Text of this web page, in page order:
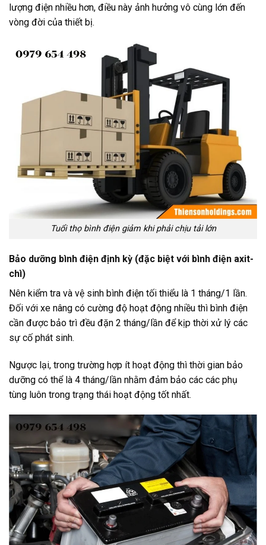
lượng điện nhiều hơn, điều này ảnh hưởng vô cùng lớn đến
vòng đời của thiết bị.
Tuổi thọ bình điện giảm khi phải chịu tải lớn
Bảo dưỡng bình điện định kỳ (đặc biệt với bình điện axit-
chì)
Nên kiểm tra và vệ sinh bình điện tối thiểu là 1 tháng/1 lần.
Đối với xe nâng có cường độ hoạt động nhiều thì bình điện
cần được bảo trì đều đặn 2 tháng/lần để kịp thời xử lý các
sự cố phát sinh.
Ngược lại, trong trường hợp ít hoạt động thì thời gian bảo
dưỡng có thể là 4 tháng/lần nhằm đảm bảo các các phụ
tùng luôn trong trạng thái hoạt động tốt nhất.